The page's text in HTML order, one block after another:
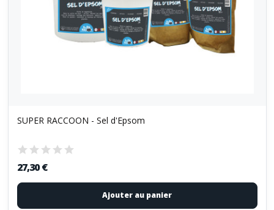
SUPER RACCOON - Sel d'Epsom
27,30 €
Ajouter au panier